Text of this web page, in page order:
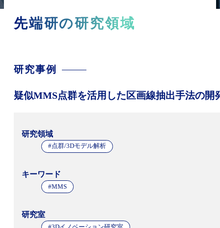
先端研の研究領域
研究事例
疑似MMS点群を活用した区画線抽出手法の開
研究領域
#点群/3Dモデル解析
キーワード
#MMS
研究室